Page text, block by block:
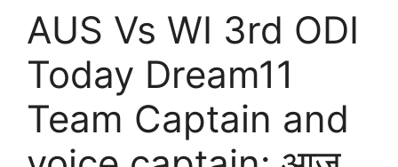
AUS Vs WI 3rd ODI
Today Dream11
Team Captain and